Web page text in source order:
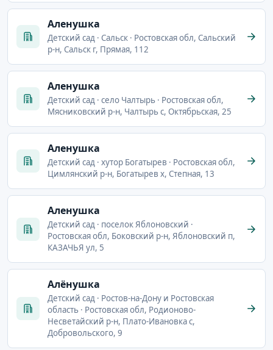
Аленушка
Детский сад · Сальск · Ростовская обл, Сальский
р-н, Сальск г, Прямая, 112
Аленушка
Детский сад · село Чалтырь · Ростовская обл,
Мясниковский р-н, Чалтырь с, Октябрьская, 25
Аленушка
Детский сад · хутор Богатырев · Ростовская обл,
Цимлянский р-н, Богатырев х, Степная, 13
Аленушка
Детский сад · поселок Яблоновский ·
Ростовская обл, Боковский р-н, Яблоновский п,
КАЗАЧЬЯ ул, 5
Алёнушка
Детский сад · Ростов-на-Дону и Ростовская
область · Ростовская обл, Родионово-
Несветайский р-н, Плато-Ивановка с,
Добровольского, 9